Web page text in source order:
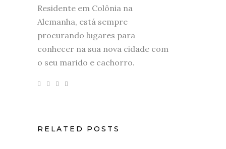
Residente em Colônia na
Alemanha, está sempre
procurando lugares para
conhecer na sua nova cidade com
o seu marido e cachorro.
RELATED POSTS